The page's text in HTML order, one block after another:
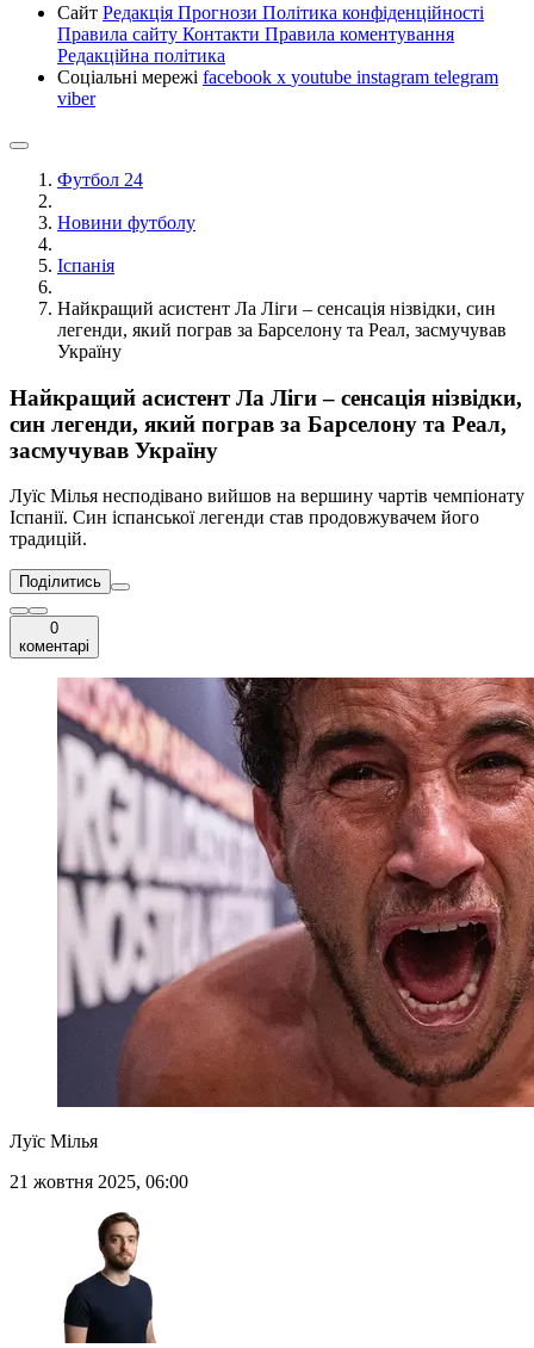
Сайт Редакція Прогнози Політика конфіденційності
Правила сайту Контакти Правила коментування
Редакційна політика
Соціальні мережі facebook x youtube instagram telegram
viber
Футбол 24
Новини футболу
Іспанія
Найкращий асистент Ла Ліги – сенсація нізвідки, син
легенди, який пограв за Барселону та Реал, засмучував
Україну
Найкращий асистент Ла Ліги – сенсація нізвідки,
син легенди, який пограв за Барселону та Реал,
засмучував Україну
Луїс Мілья несподівано вийшов на вершину чартів чемпіонату
Іспанії. Син іспанської легенди став продовжувачем його
традицій.
Поділитись
0
коментарі
Луїс Мілья
21 жовтня 2025, 06:00